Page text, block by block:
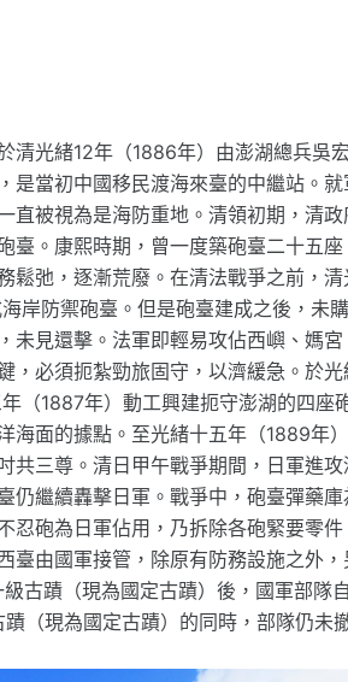
清光緒12年（1886年）由澎湖總兵吳
是當初中國移民渡海來臺的中繼站。
直被視為是海防重地。清領初期，清政
臺。康熙時期，曾一度築砲臺二十五
鬆弛，逐漸荒廢。在清法戰爭之前，
岸防禦砲臺。但是砲臺建成之後，未
未見還擊。法軍即輕易攻佔西嶼、媽宮
必須扼紮勁旅固守，以濟緩急。於光
（1887年）動工興建扼守澎湖的四座
海面的據點。至光緒十五年（1889年
三尊。清日甲午戰爭期間，日軍進攻
仍繼續轟擊日軍。戰爭中，砲臺彈藥庫
忍砲為日軍佔用，乃拆除各砲緊要零件
臺由國軍接管，除原有防務設施之外，
古蹟（現為國定古蹟）後，國軍部隊
（現為國定古蹟）的同時，部隊仍未